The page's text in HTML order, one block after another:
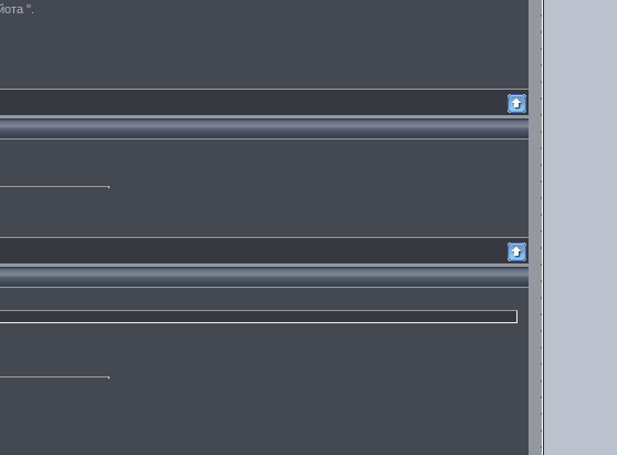
".